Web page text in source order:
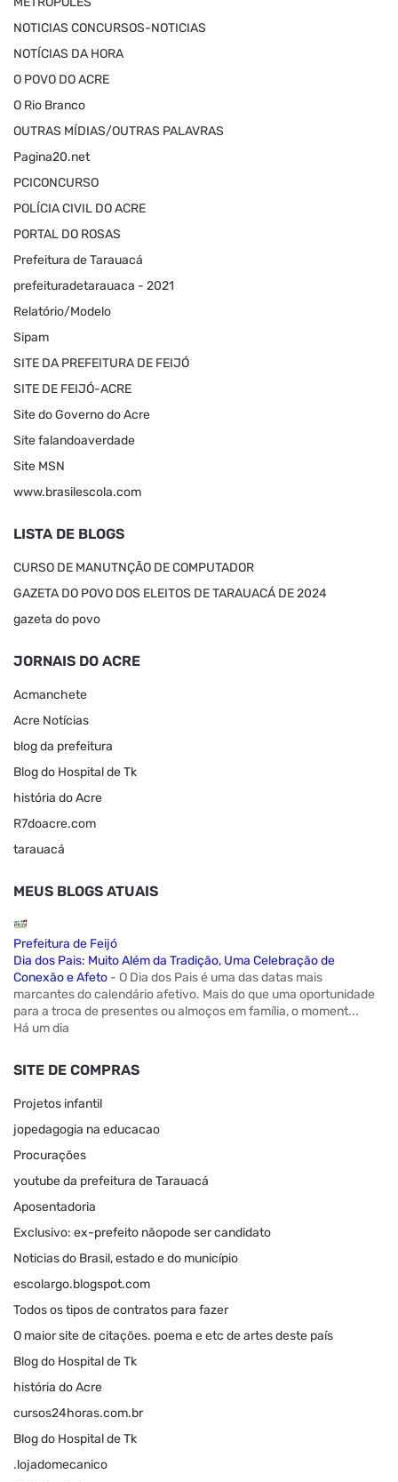
NOTICIAS CONCURSOS-NOTICIAS
NOTÍCIAS DA HORA
O POVO DO ACRE
O Rio Branco
OUTRAS MÍDIAS/OUTRAS PALAVRAS
Pagina20.net
PCICONCURSO
POLÍCIA CIVIL DO ACRE
PORTAL DO ROSAS
Prefeitura de Tarauacá
prefeituradetarauaca - 2021
Relatório/Modelo
Sipam
SITE DA PREFEITURA DE FEIJÓ
SITE DE FEIJÓ-ACRE
Site do Governo do Acre
Site falandoaverdade
Site MSN
www.brasilescola.com
LISTA DE BLOGS
CURSO DE MANUTNÇÃO DE COMPUTADOR
GAZETA DO POVO DOS ELEITOS DE TARAUACÁ DE 2024
gazeta do povo
JORNAIS DO ACRE
Acmanchete
Acre Notícias
blog da prefeitura
Blog do Hospital de Tk
história do Acre
R7doacre.com
tarauacá
MEUS BLOGS ATUAIS
Prefeitura de Feijó
Dia dos Pais: Muito Além da Tradição, Uma Celebração de
Conexão e Afeto - O Dia dos Pais é uma das datas mais
marcantes do calendário afetivo. Mais do que uma oportunidade
para a troca de presentes ou almoços em família, o moment...
Há um dia
SITE DE COMPRAS
Projetos infantil
jopedagogia na educacao
Procurações
youtube da prefeitura de Tarauacá
Aposentadoria
Exclusivo: ex-prefeito nãopode ser candidato
Noticias do Brasil, estado e do município
escolargo.blogspot.com
Todos os tipos de contratos para fazer
O maior site de citações. poema e etc de artes deste país
Blog do Hospital de Tk
história do Acre
cursos24horas.com.br
Blog do Hospital de Tk
.lojadomecanico